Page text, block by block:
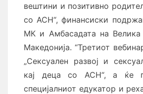
вештини и позитивно
со АСН“, финансиски
МК и Амбасадата на Велика
Македонија. “Третиот
„Сексуален развој и
кај деца со АСН“, а ќе
специјалниот едукатор и